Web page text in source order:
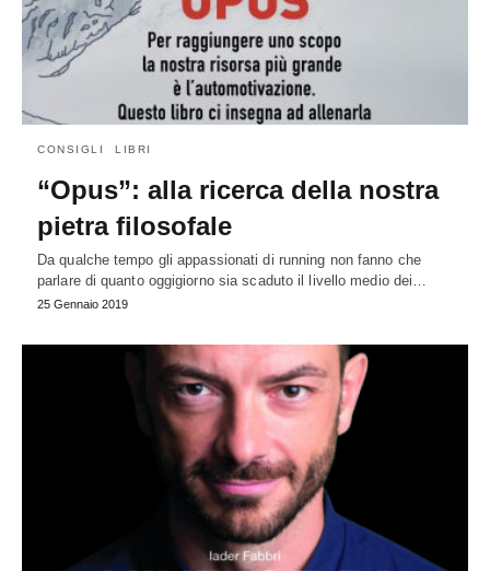
CONSIGLI LIBRI
“Opus”: alla ricerca della nostra
pietra filosofale
Da qualche tempo gli appassionati di running non fanno che
parlare di quanto oggigiorno sia scaduto il livello medio dei…
25 Gennaio 2019